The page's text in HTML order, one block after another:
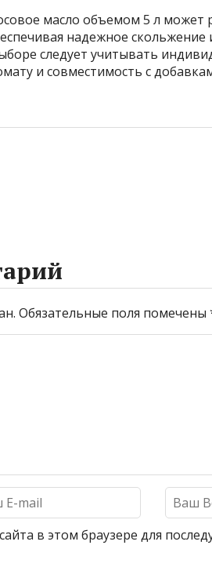
масло объемом 5 л может
надежное скольжение
следует учитывать
и совместимость с
Обязательные поля помечены
в этом браузере для